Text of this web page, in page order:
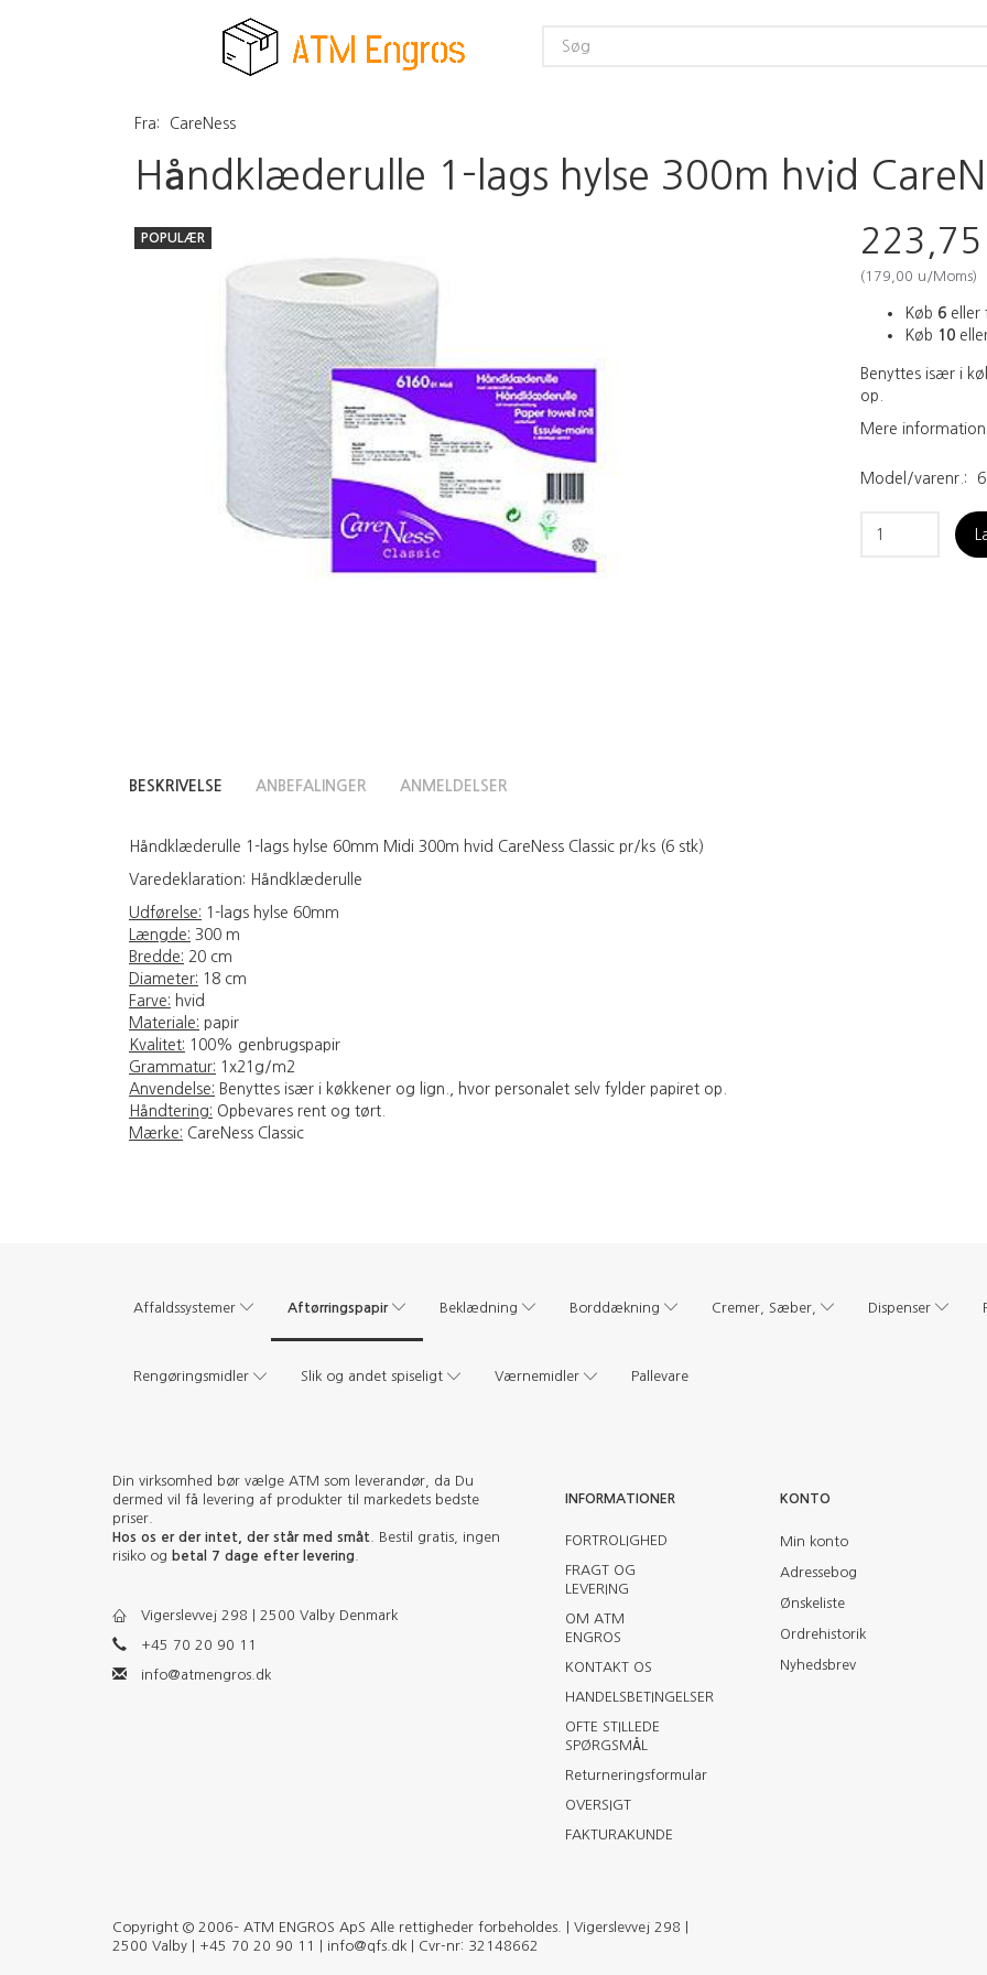
Fra: CareNess
Håndklæderulle 1-lags hylse 300m hvid
POPULÆR 223,75
(179,00 u/Moms)
Køb 6 eller
Køb 10
Benyttes især i
op.
Mere information
Model/varenr.:
BESKRIVELSE ANBEFALINGER ANMELDELSER
Håndklæderulle 1-lags hylse 60mm Midi 300m hvid CareNess Classic pr/ks (6 stk)
Varedeklaration: Håndklæderulle
Udførelse: 1-lags hylse 60mm
Længde: 300 m
Bredde: 20 cm
Diameter: 18 cm
Farve: hvid
Materiale: papir
Kvalitet: 100% genbrugspapir
Grammatur: 1x21g/m2
Anvendelse: Benyttes især i køkkener og lign., hvor personalet selv fylder papiret op.
Håndtering: Opbevares rent og tørt.
Mærke: CareNess Classic
Affaldssystemer Aftørringspapir Beklædning Borddækning Cremer, Sæber, Dispenser
Rengøringsmidler Slik og andet spiseligt Værnemidler Pallevare
Din virksomhed bør vælge ATM som leverandør, da Du
dermed vil få levering af produkter til markedets bedste
priser.
Hos os er der intet, der står med småt . Bestil gratis, ingen
risiko og betal 7 dage efter levering
Vigerslevvej 298 | 2500 Valby Denmark
+45 70 20 90 11
info@atmengros.dk
INFORMATIONER
FORTROLIGHED
FRAGT OG
LEVERING
OM ATM
ENGROS
KONTAKT OS
HANDELSBETINGELSER
OFTE STILLEDE
SPØRGSMÅL
Returneringsformular
OVERSIGT
FAKTURAKUNDE
KONTO
Min konto
Adressebog
Ønskeliste
Ordrehistorik
Nyhedsbrev
Copyright © 2006– ATM ENGROS ApS Alle rettigheder forbeholdes. | Vigerslevvej 298 |
2500 Valby | +45 70 20 90 11 | info@qfs.dk | Cvr-nr: 32148662